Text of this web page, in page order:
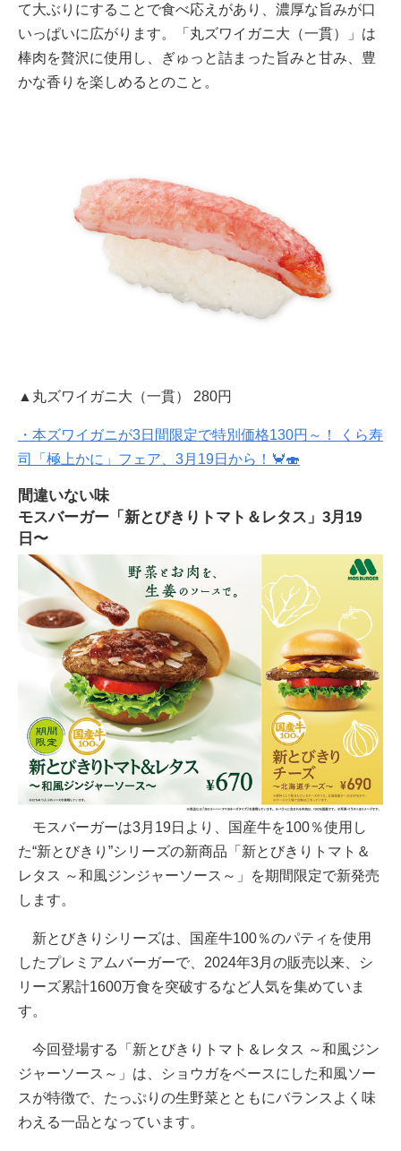
て大ぶりにすることで食べ応えがあり、濃厚な旨みが口
いっぱいに広がります。「丸ズワイガニ大（一貫）」は
棒肉を贅沢に使用し、ぎゅっと詰まった旨みと甘み、豊
かな香りを楽しめるとのこと。
▲丸ズワイガニ大（一貫） 280円
・本ズワイガニが3日間限定で特別価格130円～！ くら寿
司「極上かに」フェア、3月19日から！🦀🍣
間違いない味
モスバーガー「新とびきりトマト＆レタス」3月19
日〜
モスバーガーは3月19日より、国産牛を100％使用し
た“新とびきり”シリーズの新商品「新とびきりトマト＆
レタス ～和風ジンジャーソース～」を期間限定で新発売
します。
新とびきりシリーズは、国産牛100％のパティを使用
したプレミアムバーガーで、2024年3月の販売以来、シ
リーズ累計1600万食を突破するなど人気を集めていま
す。
今回登場する「新とびきりトマト＆レタス ～和風ジン
ジャーソース～」は、ショウガをベースにした和風ソー
スが特徴で、たっぷりの生野菜とともにバランスよく味
わえる一品となっています。